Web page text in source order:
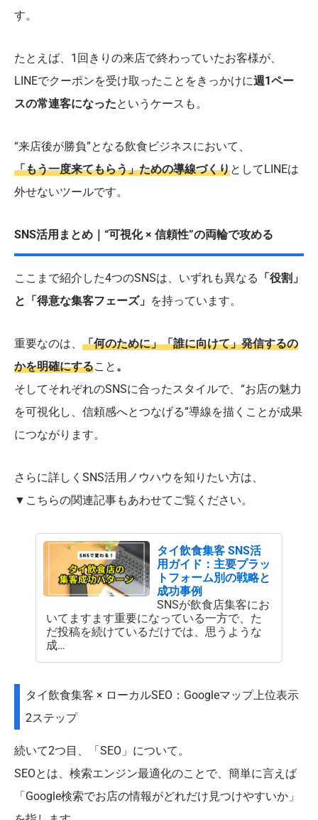
す。
たとえば、1回きりの来店で終わっていたお客様が、
LINEでクーポンを受け取ったことをきっかけに週1ペー
スの常連客になったというケースも。
“来店後が勝負”となる飲食ビジネスにおいて、
「もう一度来てもらう」ための導線づくりとしてLINEは
外せないツールです。
SNS活用まとめ｜“可視化 × 信頼性”の両輪で攻める
ここまで紹介した4つのSNSは、いずれも異なる 「役割」
と「得意な集客フェーズ」 を持っています。
重要なのは、 「何のために」「誰に向けて」発信するの
かを明確にすること 。
そしてそれぞれのSNSに合ったスタイルで、“お店の魅力
を可視化し、信頼感へとつなげる”導線を描くことが成果
につながります。
さらに詳しくSNS活用ノウハウを知りたい方は、
▼こちらの関連記事もあわせてご覧ください。
タイ飲食集客 SNS活
用ガイド：主要プラッ
トフォーム別の戦略と
成功事例
SNSが飲食店集客にお
いてますます重要になっている一方で、た
だ投稿を続けているだけでは、思うような
成…
タイ飲食集客 × ローカルSEO：Googleマップ上位表示
2ステップ
続いて2つ目、「SEO」について。
SEOとは、検索エンジン最適化のことで、簡単に言えば
「Google検索でお店の情報がどれだけ見つけやすいか」